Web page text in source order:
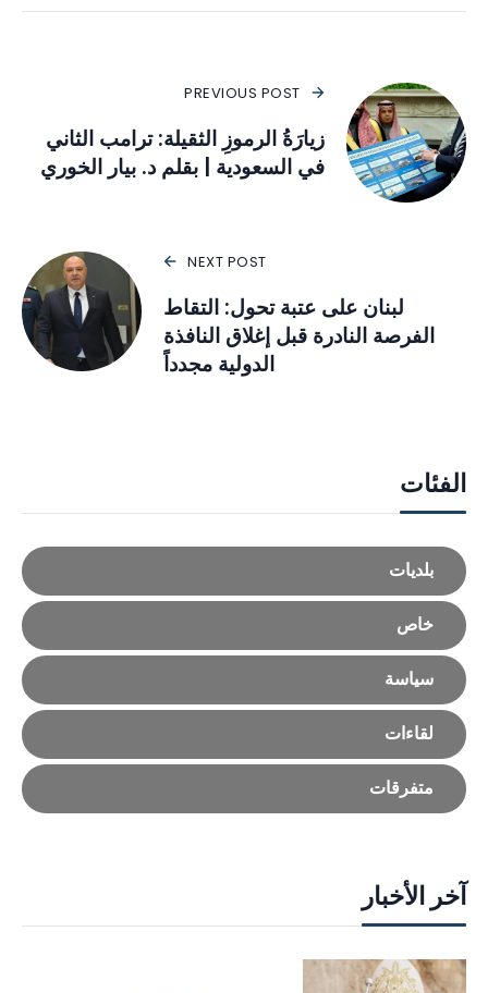
PREVIOUS POST
زيارَةُ الرموزِ الثقيلة: ترامب الثاني
في السعودية | بقلم د. بيار الخوري
NEXT POST
لبنان على عتبة تحول: التقاط
الفرصة النادرة قبل إغلاق النافذة
الدولية مجدداً
الفئات
بلديات
خاص
سياسة
لقاءات
متفرقات
آخر الأخبار